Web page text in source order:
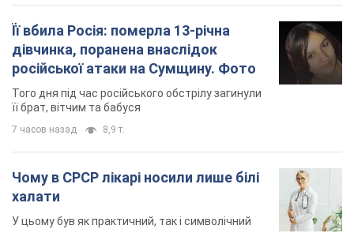
Її вбила Росія: померла 13-річна
дівчинка, поранена внаслідок
російської атаки на Сумщину. Фото
Того дня під час російського обстрілу загинули
її брат, вітчим та бабуся
7 часов назад 8,9 т.
Чому в СРСР лікарі носили лише білі
халати
У цьому був як практичний, так і символічний